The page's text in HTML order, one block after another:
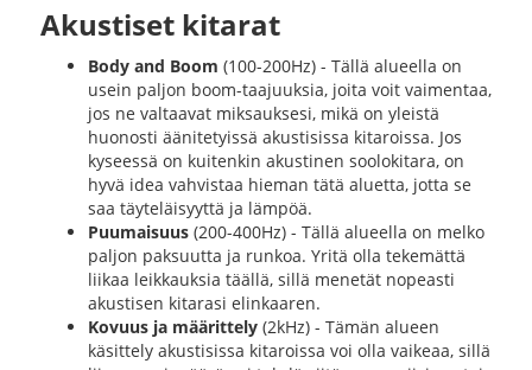
Akustiset kitarat
Body and Boom (100-200Hz) - Tällä alueella on
usein paljon boom-taajuuksia, joita voit vaimentaa,
jos ne valtaavat miksauksesi, mikä on yleistä
huonosti äänitetyissä akustisissa kitaroissa. Jos
kyseessä on kuitenkin akustinen soolokitara, on
hyvä idea vahvistaa hieman tätä aluetta, jotta se
saa täyteläisyyttä ja lämpöä.
Puumaisuus(200-400Hz) - Tällä alueella on melko
paljon paksuutta ja runkoa. Yritä olla tekemättä
liikaa leikkauksia täällä, sillä menetät nopeasti
akustisen kitarasi elinkaaren.
Kovuus ja määrittely(2kHz) - Tämän alueen
käsittely akustisissa kitaroissa voi olla vaikeaa, sillä